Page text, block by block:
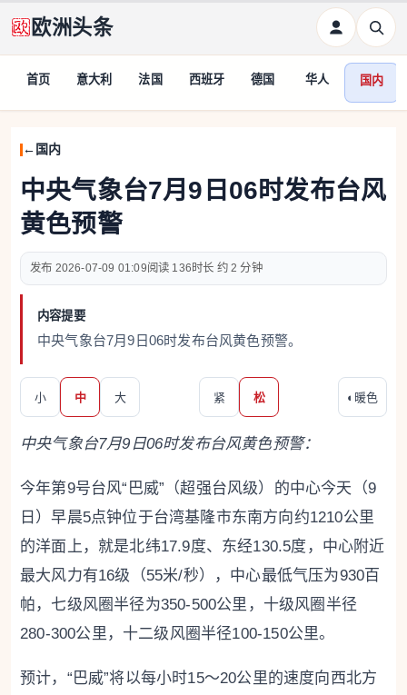
欧洲头条
首页 意大利 法国 西班牙 德国 华人 国内
国内
中央气象台7月9日06时发布台风
黄色预警
2026-07-09 01:09 136 约 2 分钟
内容提要
中央气象台7月9日06时发布台风黄色预警。
小 中 大 紧 松 ◐ 暖色
中央气象台7月9 日06时发布台风黄色预警：
今年第9号台风“巴威”（超强台风级）的中心今天（9
日）早晨5点钟位于台湾基隆市东南方向约1210公里
的洋面上，就是北纬17.9度、东经130.5度，中心附近
最大风力有16级（55米/秒），中心最低气压为930百
帕，七级风圈半径为350-500公里，十级风圈半径
280-300公里，十二级风圈半径100-150公里。
预计，“巴威”将以每小时15～20公里的速度向西北方